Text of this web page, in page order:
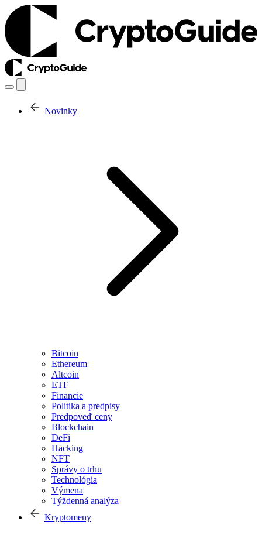
Novinky
Bitcoin
Ethereum
Altcoin
ETF
Financie
Politika a predpisy
Predpoveď ceny
Blockchain
DeFi
Hacking
NFT
Správy o trhu
Technológia
Výmena
Týždenná analýza
Kryptomeny